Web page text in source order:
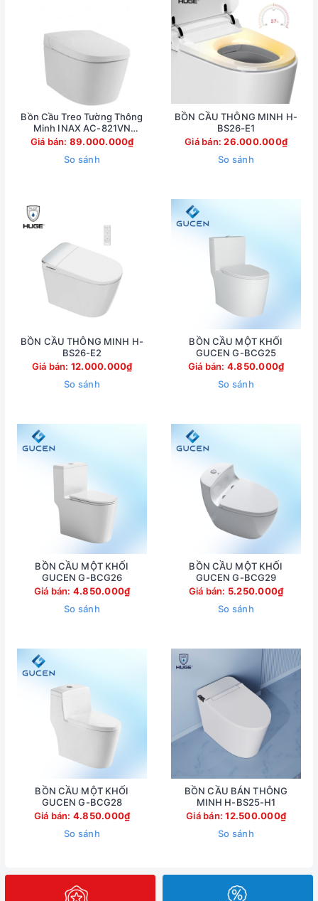
Bồn Cầu Treo Tường Thông
Minh INAX AC-821VN
(AC821VN)
Giá bán: 89.000.000₫
So sánh
BỒN CẦU THÔNG MINH H-
BS26-E1
Giá bán:26.000.000₫
So sánh
BỒN CẦU THÔNG MINH H-
BS26-E2
Giá bán: 12.000.000₫
So sánh
BỒN CẦU MỘT KHỐI
GUCEN G-BCG25
Giá bán: 4.850.000₫
So sánh
BỒN CẦU MỘT KHỐI
GUCEN G-BCG26
Giá bán: 4.850.000₫
So sánh
BỒN CẦU MỘT KHỐI
GUCEN G-BCG29
Giá bán: 5.250.000₫
So sánh
BỒN CẦU MỘT KHỐI
GUCEN G-BCG28
Giá bán: 4.850.000₫
So sánh
BỒN CẦU BÁN THÔNG
MINH H-BS25-H1
Giá bán:12.500.000₫
So sánh